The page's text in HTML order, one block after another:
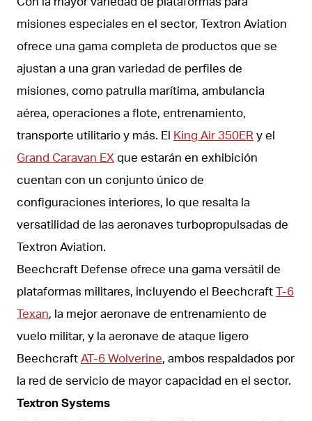
misiones especiales en el sector, Textron Aviation
ofrece una gama completa de productos que se
ajustan a una gran variedad de perfiles de
misiones, como patrulla marítima, ambulancia
aérea, operaciones a flote, entrenamiento,
transporte utilitario y más. El King Air 350ER y el
Grand Caravan EX que estarán en exhibición
cuentan con un conjunto único de
configuraciones interiores, lo que resalta la
versatilidad de las aeronaves turbopropulsadas de
Textron Aviation.
Beechcraft Defense ofrece una gama versátil de
plataformas militares, incluyendo el BeechcraftT-6
Texan, la mejor aeronave de entrenamiento de
vuelo militar, y la aeronave de ataque ligero
BeechcraftAT-6 Wolverine, ambos respaldados por
la red de servicio de mayor capacidad en el sector.
Textron Systems